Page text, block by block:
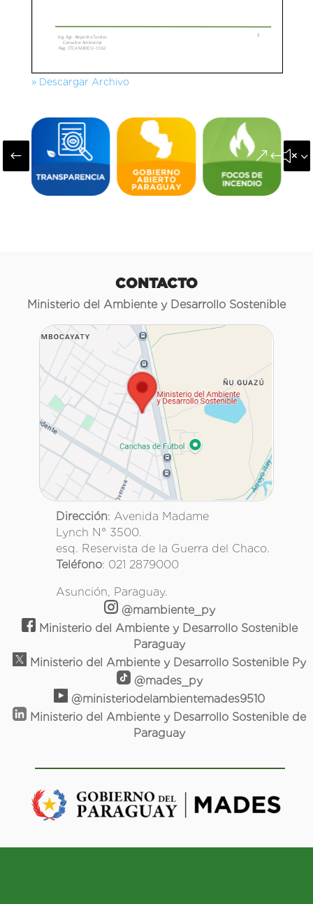
» Descargar Archivo
#
CONTACTO
Ministerio del Ambiente y Desarrollo Sostenible
Dirección: Avenida Madame
Lynch N° 3500.
esq. Reservista de la Guerra del Chaco.
Teléfono: 021 2879000
Asunción, Paraguay.
@mambiente_py
Ministerio del Ambiente y Desarrollo Sostenible
Paraguay
Ministerio del Ambiente y Desarrollo Sostenible Py
@mades_py
@ministeriodelambientemades9510
Ministerio del Ambiente y Desarrollo Sostenible de
Paraguay